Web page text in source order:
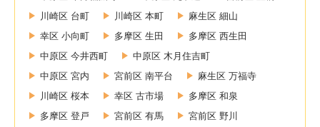
川崎区 台町
川崎区 本町
麻生区 細山
幸区 小向町
多摩区 生田
多摩区 西生田
中原区 今井西町
中原区 木月住吉町
中原区 宮内
宮前区 南平台
麻生区 万福寺
川崎区 桜本
幸区 古市場
多摩区 和泉
多摩区 登戸
宮前区 有馬
宮前区 野川